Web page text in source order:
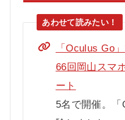
「Oculus Go
66回岡山スマ
ート
5名で開催。